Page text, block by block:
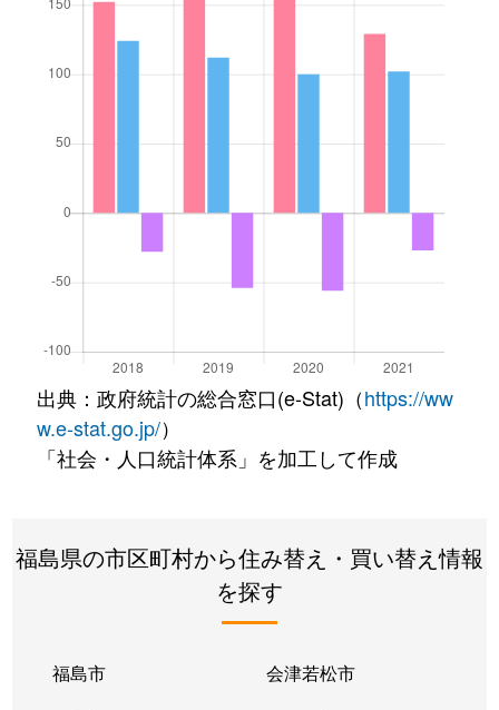
出典：政府統計の総合窓口(e-Stat)（https://ww
w.e-stat.go.jp/）
「社会・人口統計体系」を加工して作成
福島県の市区町村から住み替え・買い替え情報
を探す
福島市 会津若松市